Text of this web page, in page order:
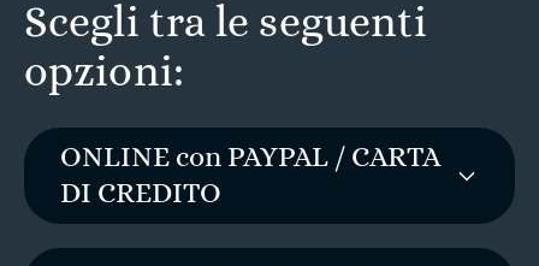
Scegli tra le seguenti
opzioni:
ONLINE con PAYPAL / CARTA
DI CREDITO